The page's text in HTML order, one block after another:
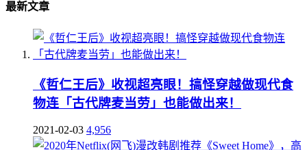
最新文章
《哲仁王后》收视超亮眼！搞怪穿越做现代食
物连「古代牌麦当劳」也能做出来！
2021-02-03 4,956